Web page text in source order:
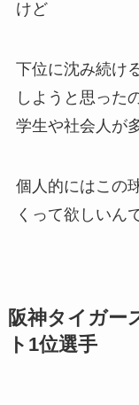
けど
下位に沈み続け
しようと思った
学生や社会人が
個人的にはこの
くって欲しいん
阪神タイガ
ト1位選手